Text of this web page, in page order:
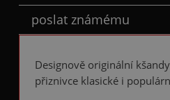
poslat známému
Designově originální
přiznivce klasické i